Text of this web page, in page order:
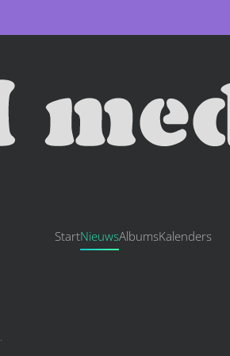
StartNieuwsAlbumsKalenders
.